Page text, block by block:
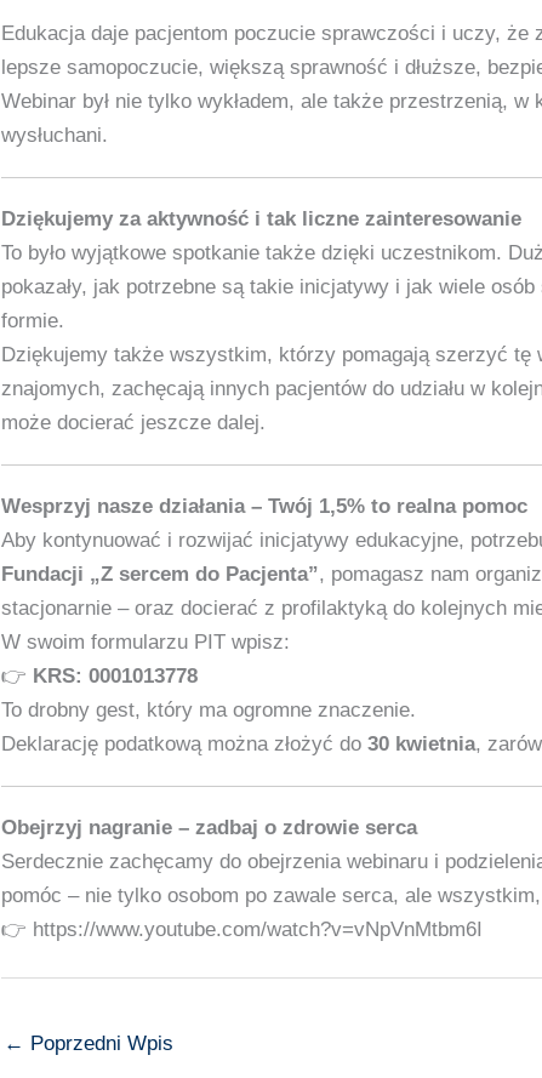
Edukacja daje pacjentom poczucie sprawczości i uczy,
lepsze samopoczucie, większą sprawność i dłuższe,
Webinar był nie tylko wykładem, ale także przestrzenią,
wysłuchani.
Dziękujemy za aktywność i tak liczne zainteresowanie
To było wyjątkowe spotkanie także dzięki uczestnikom.
pokazały, jak potrzebne są takie inicjatywy i jak wiele
formie.
Dziękujemy także wszystkim, którzy pomagają szerzyć tę
znajomych, zachęcają innych pacjentów do udziału w
może docierać jeszcze dalej.
Wesprzyj nasze działania – Twój 1,5% to realna pomoc
Aby kontynuować i rozwijać inicjatywy edukacyjne,
Fundacji „Z sercem do Pacjenta”, pomagasz nam
stacjonarnie – oraz docierać z profilaktyką do kolejnych
W swoim formularzu PIT wpisz:
👉 KRS: 0001013778
To drobny gest, który ma ogromne znaczenie.
Deklarację podatkową można złożyć do 30 kwietnia,
Obejrzyj nagranie – zadbaj o zdrowie serca
Serdecznie zachęcamy do obejrzenia webinaru i
pomóc – nie tylko osobom po zawale serca, ale
👉 https://www.youtube.com/watch?v=vNpVnMtbm6I
← Poprzedni Wpis